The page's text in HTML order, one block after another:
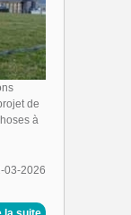
de
à
03-2026